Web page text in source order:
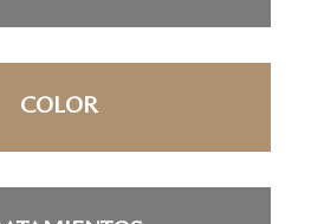
COLOR